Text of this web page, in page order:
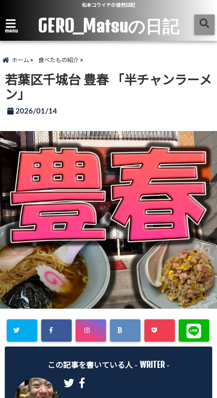
松本コウイチの徒然日記
menu GERO_Matsuの日記
ホーム 食べたもの紹介
若葉区千城台 豊春 「半チャンラーメ
ン」
2026/01/14
この記事を書いている人 - WRITER -